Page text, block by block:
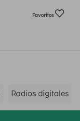
Favoritos
Radios digitales